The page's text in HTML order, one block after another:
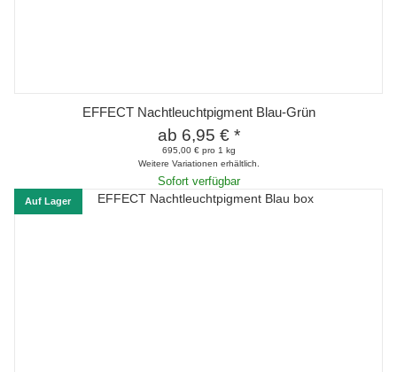
EFFECT Nachtleuchtpigment Blau-Grün
ab 6,95 € *
695,00 € pro 1 kg
Weitere Variationen erhältlich.
Sofort verfügbar
Auf Lager